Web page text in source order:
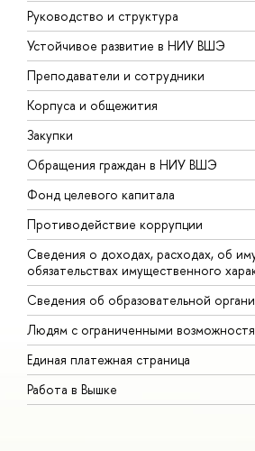
Руководство и структура
Устойчивое развитие в НИУ ВШЭ
Преподаватели и сотрудники
Корпуса и общежития
Закупки
Обращения граждан в НИУ ВШЭ
Фонд целевого капитала
Противодействие коррупции
Сведения о доходах, расходах, об
обязательствах имущественного
Сведения об образовательной
Людям с ограниченными
Единая платежная страница
Работа в Вышке